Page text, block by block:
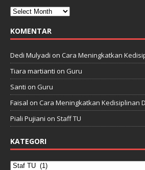
KOMENTAR
Dedi Mulyadi on Cara Meningkatkan
Tiara martianti on Guru
Santi on Guru
Faisal on Cara Meningkatkan Kedisiplinan
Piali Pujiani on Staff TU
KATEGORI